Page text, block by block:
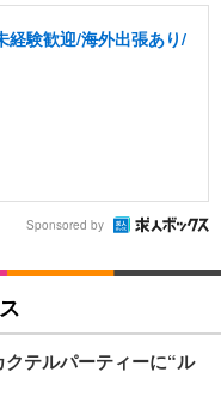
経験歓迎/海外出張あり/
Sponsored by
テルパーティーに“ル